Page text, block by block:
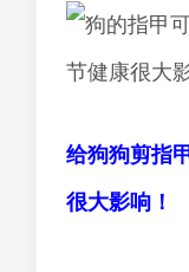
给狗狗剪指
很大影响！